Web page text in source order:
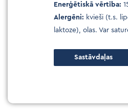
Enerģētiskā vērtība:
Alergēni: kvieši (t.s.
laktoze), olas. Var
Sastāvdaļas